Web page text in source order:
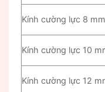
Kính cường lực 8 mm
Kính cường lực 10
Kính cường lực 12